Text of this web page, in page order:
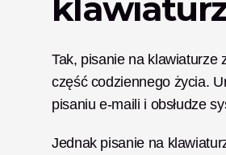
Tak, pisanie na klawiaturze
część codziennego życia.
pisaniu e-maili i obsłudze
Jednak pisanie na